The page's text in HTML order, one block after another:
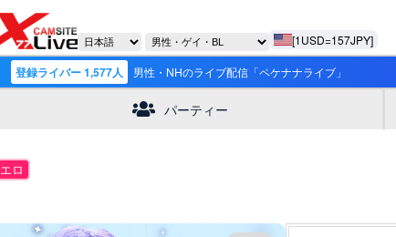
[1USD=157JPY]
登録ライバー 1,577人 男性・NHのライブ配信「ペケナナライブ」
パーティー
エロ